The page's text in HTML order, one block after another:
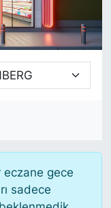
eczane gece
sadece